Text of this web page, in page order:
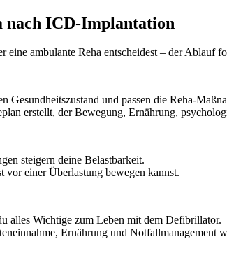
nach ICD-Implantation
ambulante Reha entscheidest – der Ablauf
Gesundheitszustand und passen die Reha-
erstellt, der Bewegung, Ernährung,
steigern deine Belastbarkeit.
einer Überlastung bewegen kannst.
alles Wichtige zum Leben mit dem Defibrillator.
Ernährung und Notfallmanagement